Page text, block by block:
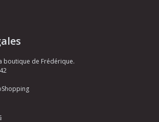
boutique de Frédérique.